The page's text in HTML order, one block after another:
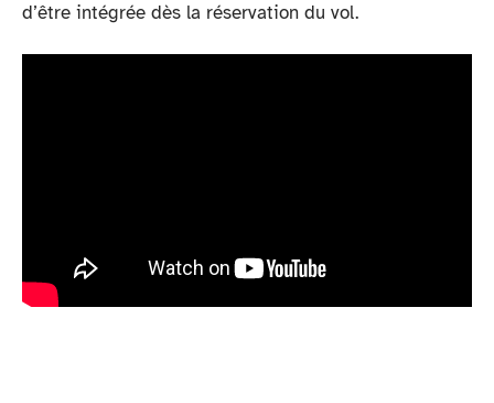
d’être intégrée dès la réservation du vol.